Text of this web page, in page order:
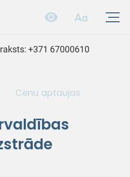
+371 67000610
Cenu aptaujas